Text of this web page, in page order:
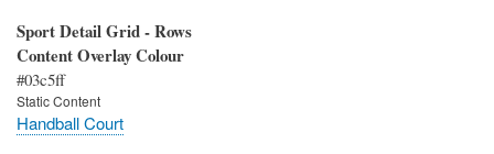
Sport Detail Grid - Rows
Content Overlay Colour
#03c5ff
Static Content
Handball Court